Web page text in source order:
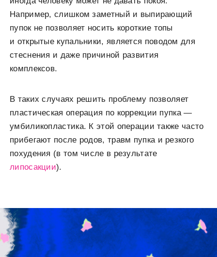
Например, слишком заметный и выпирающий
пупок не позволяет носить короткие топы
и открытые купальники, является поводом для
стеснения и даже причиной развития
комплексов.
В таких случаях решить проблему позволяет
пластическая операция по коррекции пупка ―
умбиликопластика. К этой операции также часто
прибегают после родов, травм пупка и резкого
похудения (в том числе в результате
липосакции).